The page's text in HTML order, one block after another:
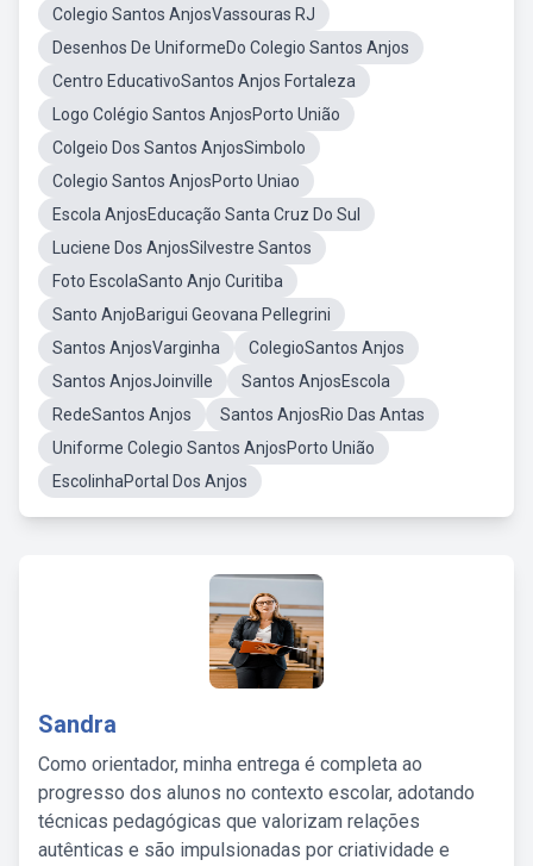
Colegio Santos AnjosVassouras RJ
Desenhos De UniformeDo Colegio Santos Anjos
Centro EducativoSantos Anjos Fortaleza
Logo Colégio Santos AnjosPorto União
Colgeio Dos Santos AnjosSimbolo
Colegio Santos AnjosPorto Uniao
Escola AnjosEducação Santa Cruz Do Sul
Luciene Dos AnjosSilvestre Santos
Foto EscolaSanto Anjo Curitiba
Santo AnjoBarigui Geovana Pellegrini
Santos AnjosVarginha
ColegioSantos Anjos
Santos AnjosJoinville
Santos AnjosEscola
RedeSantos Anjos
Santos AnjosRio Das Antas
Uniforme Colegio Santos AnjosPorto União
EscolinhaPortal Dos Anjos
Sandra
Como orientador, minha entrega é completa ao
progresso dos alunos no contexto escolar, adotando
técnicas pedagógicas que valorizam relações
autênticas e são impulsionadas por criatividade e